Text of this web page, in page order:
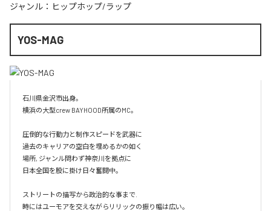
ジャンル： ヒップホップ/ラップ
YOS-MAG
石川県金沢市出身。
横浜の大型crew BAYHOOD所属のMC。
圧倒的な行動力と制作スピードを武器に
過去のキャリアの空白を埋めるかの如く
場所, ジャンル問わず神奈川を拠点に
日本全国を股に掛け日々奮闘中。
ストリートの描写から政治的な事まで.
時にはユーモアを交えながらリリックの振り幅は広い。